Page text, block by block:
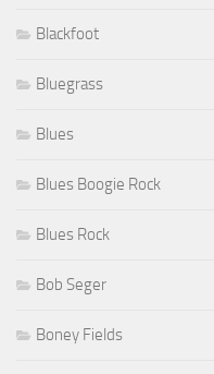
Blackfoot
Bluegrass
Blues
Blues Boogie Rock
Blues Rock
Bob Seger
Boney Fields